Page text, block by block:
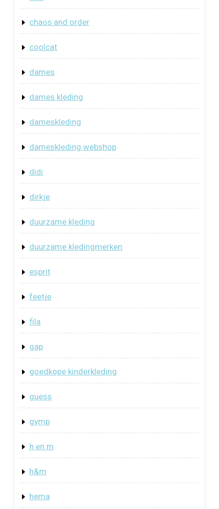
chaos and order
coolcat
dames
dames kleding
dameskleding
dameskleding webshop
didi
dirkje
duurzame kleding
duurzame kledingmerken
esprit
feetje
fila
gap
goedkope kinderkleding
guess
gymp
h en m
h&m
hema